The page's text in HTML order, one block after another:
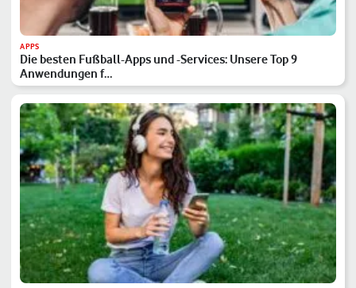
APPS
Die besten Fußball-Apps und -Services: Unsere Top 9
Anwendungen f…